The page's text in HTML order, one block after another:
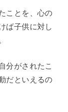
ことを、心の
ば子供に対し
分がされたこ
だといえるの